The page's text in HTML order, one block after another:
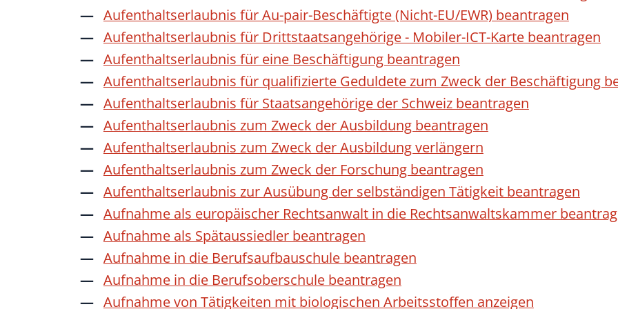
Aufenthaltserlaubnis für Au-pair-Beschäftigte (Nicht-EU/EWR) beantragen
Aufenthaltserlaubnis für Drittstaatsangehörige - Mobiler-ICT-Karte beantragen
Aufenthaltserlaubnis für eine Beschäftigung beantragen
Aufenthaltserlaubnis für qualifizierte Geduldete zum Zweck der Beschäftigung
Aufenthaltserlaubnis für Staatsangehörige der Schweiz beantragen
Aufenthaltserlaubnis zum Zweck der Ausbildung beantragen
Aufenthaltserlaubnis zum Zweck der Ausbildung verlängern
Aufenthaltserlaubnis zum Zweck der Forschung beantragen
Aufenthaltserlaubnis zur Ausübung der selbständigen Tätigkeit beantragen
Aufnahme als europäischer Rechtsanwalt in die Rechtsanwaltskammer
Aufnahme als Spätaussiedler beantragen
Aufnahme in die Berufsaufbauschule beantragen
Aufnahme in die Berufsoberschule beantragen
Aufnahme von Tätigkeiten mit biologischen Arbeitsstoffen anzeigen